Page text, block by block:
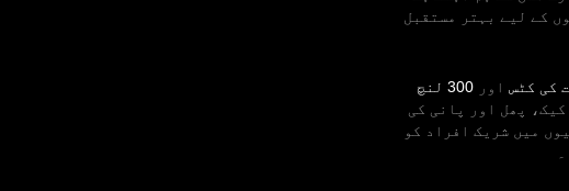
کے لیے بہتر مستقبل
اور
300 لنچ
پھل اور پانی کی
میں شریک افراد کو